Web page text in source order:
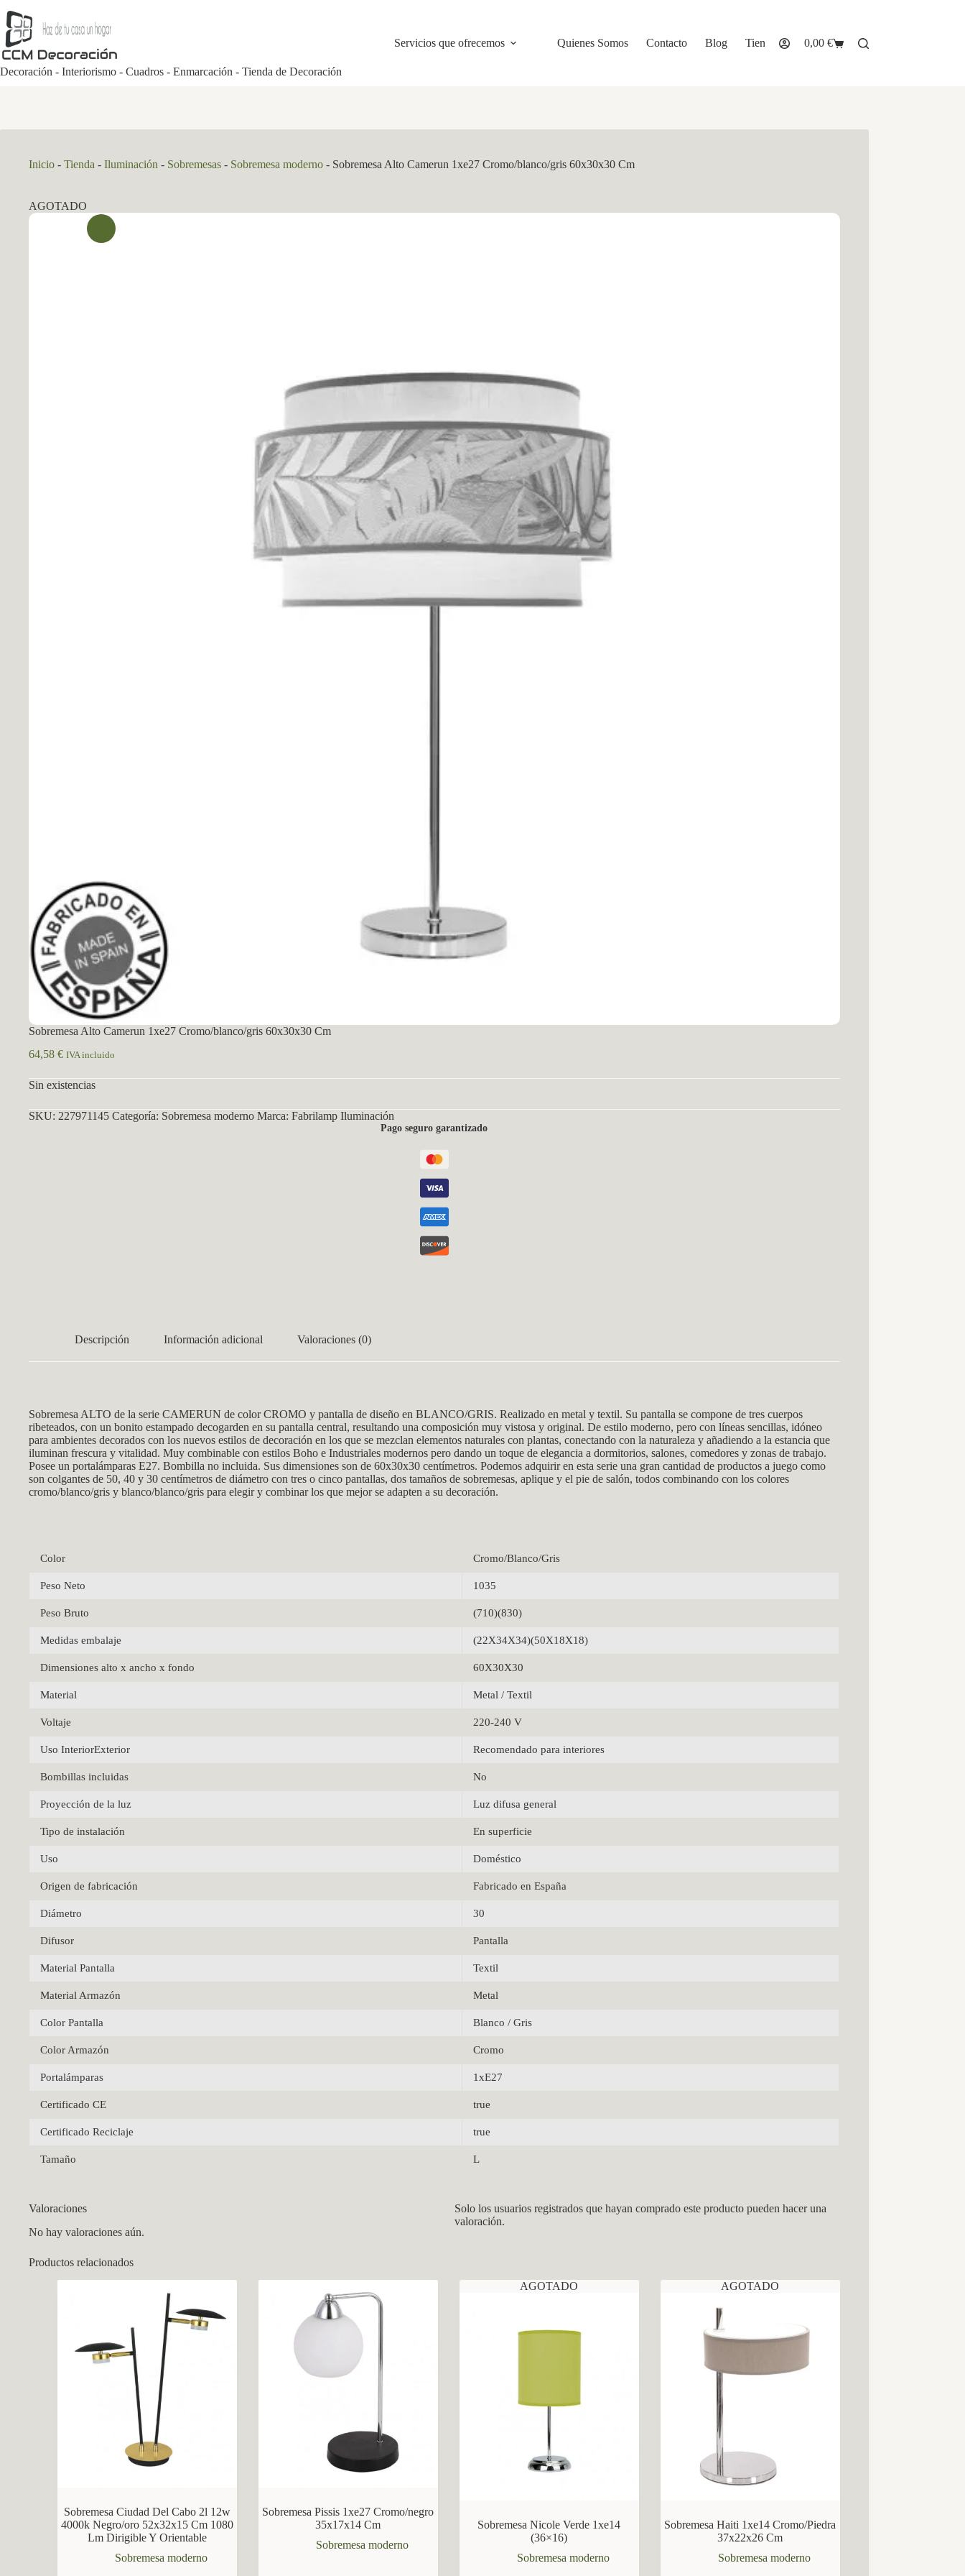
al
contenido
Decoración - Interiorismo - Cuadros - Enmarcación - Tienda de Decoración
Servicios que ofrecemos Quienes Somos Contacto Blog Tienda
Carro
0,00 €
Inicio - Tienda - Iluminación - Sobremesas - Sobremesa moderno - Sobremesa Alto Camerun 1xe27 Cromo/blanco/gris 60x30x30 Cm
AGOTADO
Sobremesa Alto Camerun 1xe27 Cromo/blanco/gris 60x30x30 Cm
64,58 € IVA incluido
Sin existencias
SKU: 227971145 Categoría: Sobremesa moderno Marca: Fabrilamp Iluminación
Pago seguro garantizado
Descripción Información adicional Valoraciones (0)
Sobremesa ALTO de la serie CAMERUN de color CROMO y pantalla de diseño en BLANCO/GRIS. Realizado en metal y textil. Su pantalla se compone de tres cuerpos
ribeteados, con un bonito estampado decogarden en su pantalla central, resultando una composición muy vistosa y original. De estilo moderno, pero con líneas sencillas, idóneo
para ambientes decorados con los nuevos estilos de decoración en los que se mezclan elementos naturales con plantas, conectando con la naturaleza y añadiendo a la estancia que
iluminan frescura y vitalidad. Muy combinable con estilos Boho e Industriales modernos pero dando un toque de elegancia a dormitorios, salones, comedores y zonas de trabajo.
Posee un portalámparas E27. Bombilla no incluida. Sus dimensiones son de 60x30x30 centímetros. Podemos adquirir en esta serie una gran cantidad de productos a juego como
son colgantes de 50, 40 y 30 centímetros de diámetro con tres o cinco pantallas, dos tamaños de sobremesas, aplique y el pie de salón, todos combinando con los colores
cromo/blanco/gris y blanco/blanco/gris para elegir y combinar los que mejor se adapten a su decoración.
Color Cromo/Blanco/Gris
Peso Neto 1035
Peso Bruto (710)(830)
Medidas embalaje (22X34X34)(50X18X18)
Dimensiones alto x ancho x fondo 60X30X30
Material Metal / Textil
Voltaje 220-240 V
Uso InteriorExterior Recomendado para interiores
Bombillas incluidas No
Proyección de la luz Luz difusa general
Tipo de instalación En superficie
Uso Doméstico
Origen de fabricación Fabricado en España
Diámetro 30
Difusor Pantalla
Material Pantalla Textil
Material Armazón Metal
Color Pantalla Blanco / Gris
Color Armazón Cromo
Portalámparas 1xE27
Certificado CE true
Certificado Reciclaje true
Tamaño L
Valoraciones
No hay valoraciones aún.
Solo los usuarios registrados que hayan comprado este producto pueden hacer una
valoración.
Productos relacionados
Sobremesa Ciudad Del Cabo 2l 12w
4000k Negro/oro 52x32x15 Cm 1080
Lm Dirigible Y Orientable
Sobremesa moderno
Sobremesa Pissis 1xe27 Cromo/negro
35x17x14 Cm
Sobremesa moderno
AGOTADO
Sobremesa Nicole Verde 1xe14
(36×16)
Sobremesa moderno
AGOTADO
Sobremesa Haiti 1xe14 Cromo/Piedra
37x22x26 Cm
Sobremesa moderno
CCM Decoración
Asistente virtual · En línea